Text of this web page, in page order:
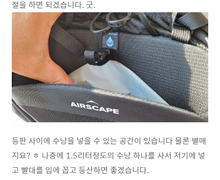
절을 하면 되겠습니다. 굿.
등판 사이에 수낭을 넣을 수 있는 공간이 있습니다 물론 별매
지요? ㅎ 나중에 1.5리터정도의 수낭 하나를 사서 저기에 넣
고 빨대를 입에 꼽고 등산하면 좋겠습니다.